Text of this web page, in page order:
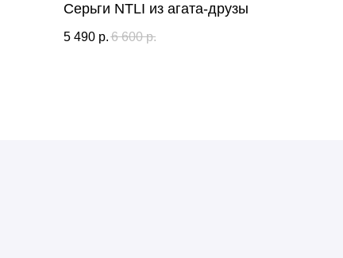
Серьги NTLI из агата-друзы
5 490 р. 6 600 р.